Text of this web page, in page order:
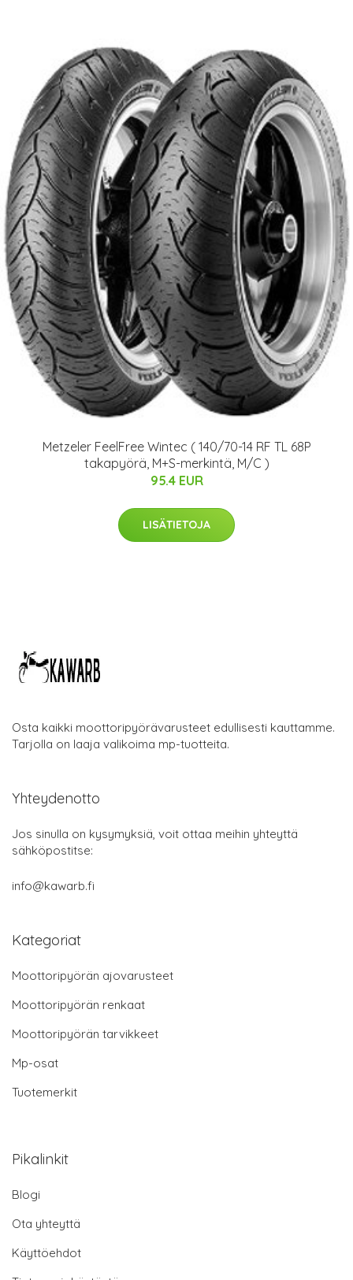
Metzeler FeelFree Wintec ( 140/70-14 RF TL 68P
takapyörä, M+S-merkintä, M/C )
95.4 EUR
LISÄTIETOJA
Osta kaikki moottoripyörävarusteet edullisesti kauttamme.
Tarjolla on laaja valikoima mp-tuotteita.
Yhteydenotto
Jos sinulla on kysymyksiä, voit ottaa meihin yhteyttä
sähköpostitse:
info@kawarb.fi
Kategoriat
Moottoripyörän ajovarusteet
Moottoripyörän renkaat
Moottoripyörän tarvikkeet
Mp-osat
Tuotemerkit
Pikalinkit
Blogi
Ota yhteyttä
Käyttöehdot